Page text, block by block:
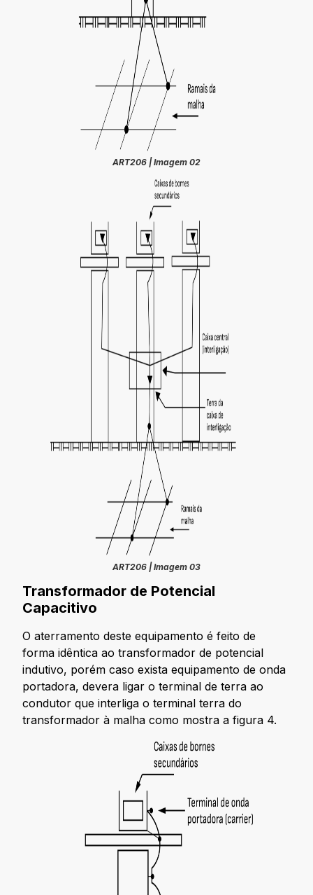
ART206 | Imagem 02
ART206 | Imagem 03
Transformador de Potencial
Capacitivo
O aterramento deste equipamento é feito de
forma idêntica ao transformador de potencial
indutivo, porém caso exista equipamento de onda
portadora, devera ligar o terminal de terra ao
condutor que interliga o terminal terra do
transformador à malha como mostra a figura 4.